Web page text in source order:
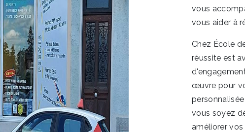
vous
vous aider à
Chez École de Conduite Pierre, nous croyons que la
réussite est
œuvre pour
vous soyez
améliorer